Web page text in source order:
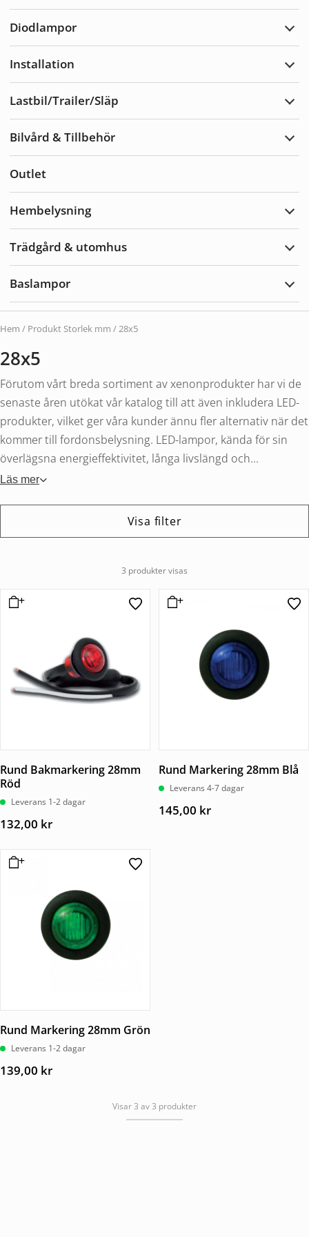
Diodlampor
Installation
Lastbil/Trailer/Släp
Bilvård & Tillbehör
Outlet
Hembelysning
Trädgård & utomhus
Baslampor
Hem / Produkt Storlek mm / 28x5
28x5
Förutom vårt breda sortiment av xenonprodukter har vi de
senaste åren utökat vår katalog till att även inkludera LED-
produkter, vilket ger våra kunder ännu fler alternativ när det
kommer till fordonsbelysning. LED-lampor, kända för sin
överlägsna energieffektivitet, långa livslängd och...
Läs mer
Visa filter
3 produkter visas
Rund Bakmarkering 28mm
Röd
Leverans 1-2 dagar
132,00 kr
Rund Markering 28mm Blå
Leverans 4-7 dagar
145,00 kr
Rund Markering 28mm Grön
Leverans 1-2 dagar
139,00 kr
Visar 3 av 3 produkter